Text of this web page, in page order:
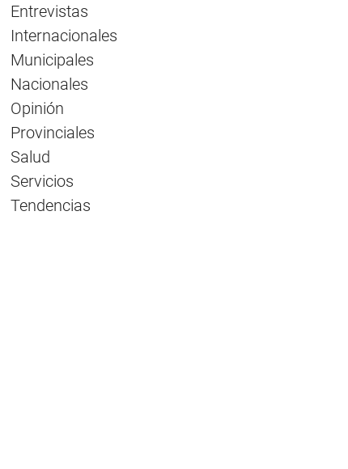
Entrevistas
Internacionales
Municipales
Nacionales
Opinión
Provinciales
Salud
Servicios
Tendencias